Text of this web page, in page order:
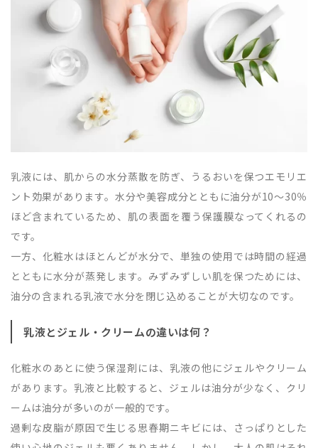
乳液には、肌からの水分蒸散を防ぎ、うるおいを保つエモリエ
ント効果があります。水分や美容成分とともに油分が10～30％
ほど含まれているため、肌の表面を覆う保護膜なってくれるの
です。
一方、化粧水はほとんどが水分で、単独の使用では時間の経過
とともに水分が蒸発します。みずみずしい肌を保つためには、
油分の含まれる乳液で水分を閉じ込めることが大切なのです。
乳液とジェル・クリームの違いは何？
化粧水のあとに使う保湿剤には、乳液の他にジェルやクリーム
があります。乳液と比較すると、ジェルは油分が少なく、クリ
ームは油分が多いのが一般的です。
過剰な皮脂が原因で生じる思春期ニキビには、さっぱりとした